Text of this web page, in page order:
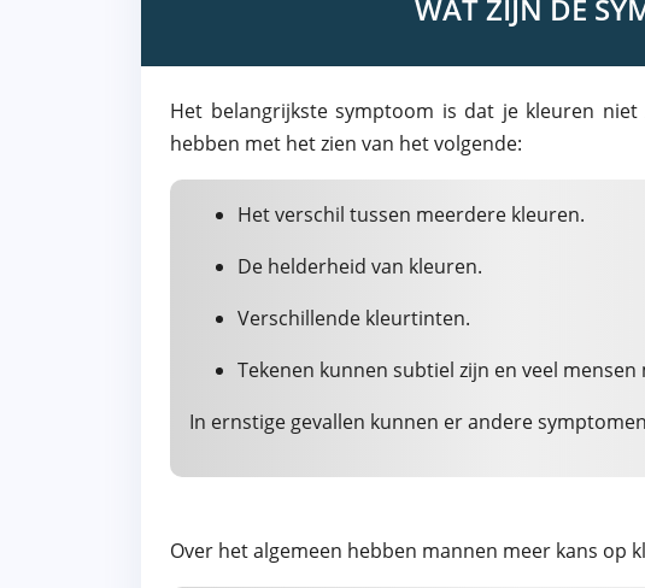
WAT ZIJN DE
Het belangrijkste symptoom is dat je kleuren
hebben met het zien van het volgende:
Het verschil tussen meerdere kleuren.
De helderheid van kleuren.
Verschillende kleurtinten.
Tekenen kunnen subtiel zijn en veel
In ernstige gevallen kunnen er andere
Over het algemeen hebben mannen meer kans